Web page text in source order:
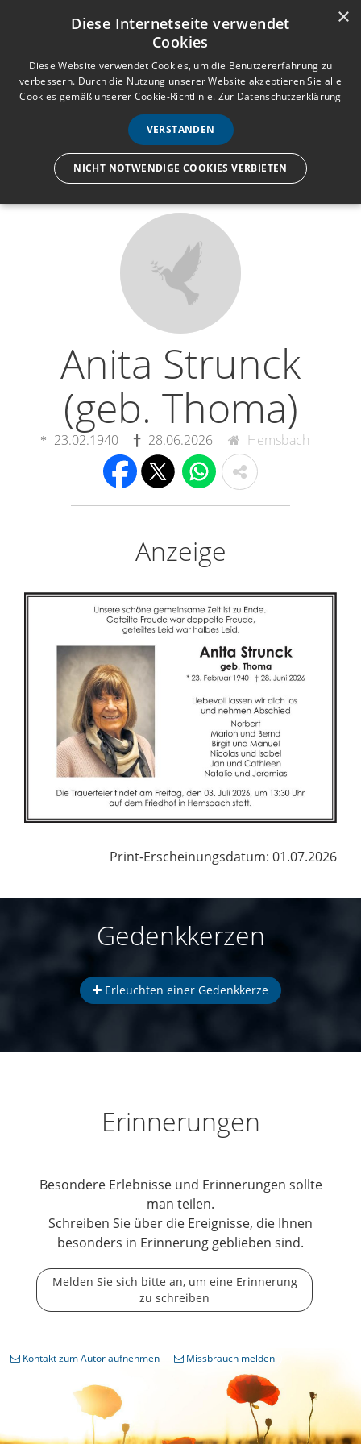
Anmelden Registrieren
e
n
ü
Wir lassen nur die Hand los,
Anita Strunck
(geb. Thoma)
23.02.1940 28.06.2026 Hemsbach
Anzeige
Print-Erscheinungsdatum: 01.07.2026
Gedenkkerzen
Erleuchten einer Gedenkkerze
Erinnerungen
Besondere Erlebnisse und Erinnerungen sollte
man teilen.
Schreiben Sie über die Ereignisse, die Ihnen
besonders in Erinnerung geblieben sind.
Melden Sie sich bitte an, um eine Erinnerung
zu schreiben
Kontakt zum Autor aufnehmen Missbrauch melden
×
Diese Internetseite verwendet
Cookies
Diese Website verwendet Cookies, um die Benutzererfahrung zu
verbessern. Durch die Nutzung unserer Website akzeptieren Sie alle
Cookies gemäß unserer Cookie-Richtlinie. Zur Datenschutzerklärung
VERSTANDEN
NICHT NOTWENDIGE COOKIES VERBIETEN